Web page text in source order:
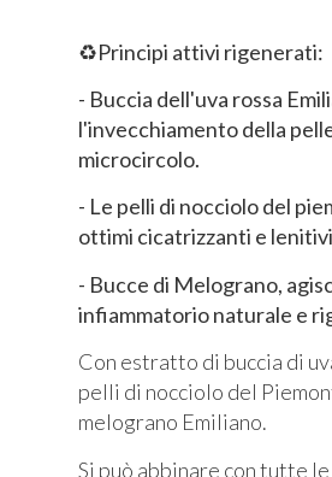
♻️Principi attivi rigenerati:
- Buccia dell'uva rossa
l'invecchiamento della
microcircolo.
- Le pelli di nocciolo del
ottimi cicatrizzanti e
- Bucce di Melograno,
infiammatorio naturale e
Con estratto di buccia di
pelli di nocciolo del
melograno Emiliano.
Si può abbinare con tutte